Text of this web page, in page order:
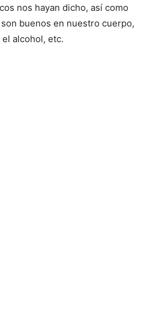
nos hayan dicho, así como
buenos en nuestro cuerpo,
alcohol, etc.